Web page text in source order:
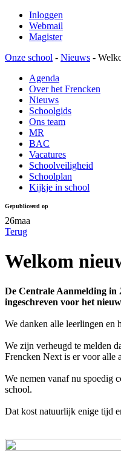
Inloggen
Webmail
Magister
Onze school - Nieuws -
Agenda
Over het Frencken
Nieuws
Schoolgids
Ons team
MR
BAC
Vacatures
Schoolveiligheid
Schoolplan
Kijkje in school
Gepubliceerd op
26maa
Terug
Welkom
De Centrale Aanmelding in
ingeschreven voor het
We danken alle leerlingen en
We zijn verheugd te melden
Frencken Next is er voor alle
We nemen vanaf nu spoedig
school.
Dat kost natuurlijk enige tijd